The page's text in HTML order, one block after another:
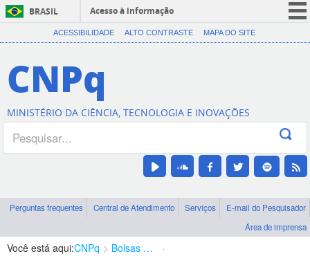
BRASIL
Acesso à informação
CORONAVÍRUS (COVID-19)
Canais
ACESSIBILIDADE ALTO CONTRASTE MAPA DO SITE
CNPq
MINISTÉRIO DA CIÊNCIA, TECNOLOGIA E INOVAÇÕES
Perguntas frequentes Central de Atendimento Serviços
E-mail do Pesquisador
Área de imprensa
Você está aqui:CNPq Bolsas e Auxílios Vigentes